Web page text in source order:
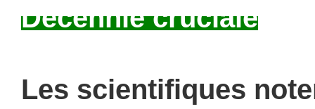
Décennie cruciale
Les scientifiques